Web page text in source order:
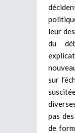
leur
du
sur
pas
de